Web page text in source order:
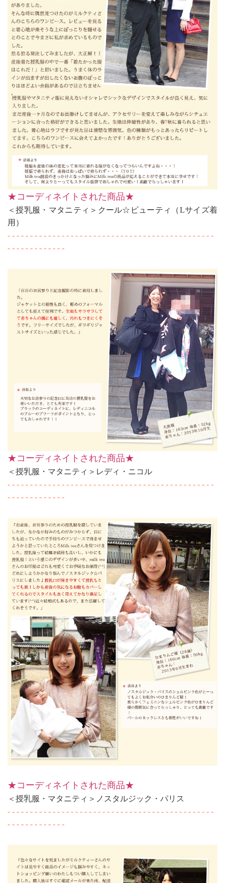
★コーディネイトされた商品★
＜授乳服・マタニティ＞クール☆ビューティ（Lサイズ着
用）
- - - - - - - - - - - - - - - - - - - - - - - - - - - - - - - - - - - - - - - - - - - - - -
- - - - - - - - - - - - -
★コーディネイトされた商品★
＜授乳服・マタニティ＞レディ・ニコル
- - - - - - - - - - - - - - - - - - - - - - - - - - - - - - - - - - - - - - - - - - - - - -
- - - - - - - - - - - - -
★コーディネイトされた商品★
＜授乳服・マタニティ＞ノスタルジック・パリス
- - - - - - - - - - - - - - - - - - - - - - - - - - - - - - - - - - - - - - - - - - - - - -
- - - - - - - - - - - - -